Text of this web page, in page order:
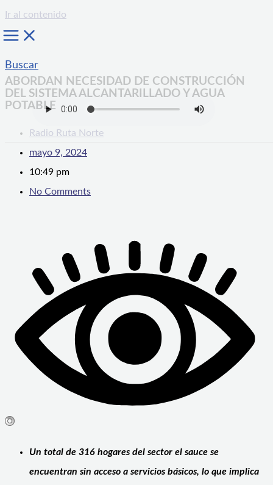
Ir al contenido
Buscar
ABORDAN NECESIDAD DE CONSTRUCCIÓN
DEL SISTEMA ALCANTARILLADO Y AGUA
POTABLE
Radio Ruta Norte
mayo 9, 2024
10:49 pm
No Comments
Un total de 316 hogares del sector el sauce se
encuentran sin acceso a servicios básicos, lo que implica